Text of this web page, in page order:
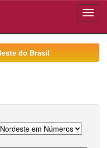
do Brasil